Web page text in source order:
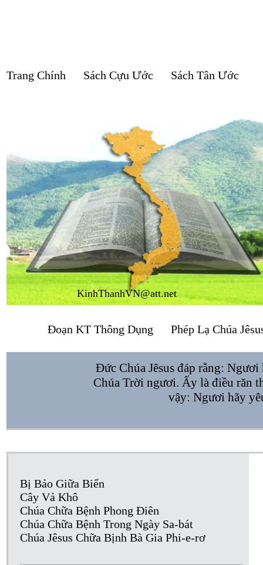
KinhThanhVN@att.net
Đức Chúa Jêsus đáp rằng:
Chúa Trời ngươi. Ấy là điều răn
vậy: Ngươi hãy
Đoạn KT Thông Dụng Phép Lạ Chúa
Trang Chính Sách Cựu Ước Sách Tân Ước
Bị Bảo Giữa Biển
Cây Vả Khô
Chúa Chữa Bệnh Phong Điên
Chúa Chữa Bệnh Trong Ngày Sa-bát
Chúa Jêsus Chữa Bịnh Bà Gia Phi-e-rơ